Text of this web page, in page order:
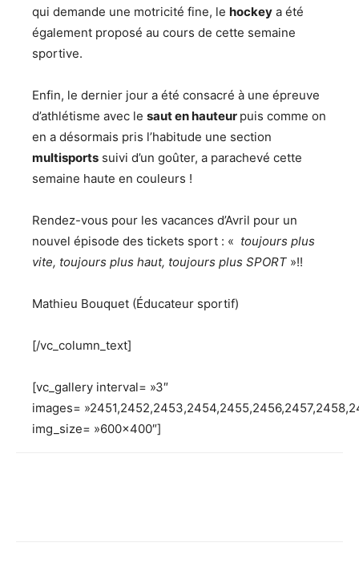
qui demande une motricité fine, le hockey a été
également proposé au cours de cette semaine
sportive.
Enfin, le dernier jour a été consacré à une épreuve
d’athlétisme avec le saut en hauteur puis comme on
en a désormais pris l’habitude une section
multisports suivi d’un goûter, a parachevé cette
semaine haute en couleurs !
Rendez-vous pour les vacances d’Avril pour un
nouvel épisode des tickets sport : « toujours plus
vite, toujours plus haut, toujours plus SPORT »!!
Mathieu Bouquet (Éducateur sportif)
[/vc_column_text]
[vc_gallery interval= »3″
images=
img_size= »600×400″]